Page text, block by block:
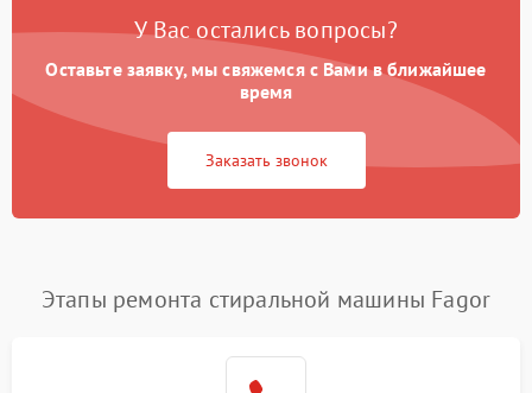
У Вас остались вопросы?
Оставьте заявку, мы свяжемся с Вами в ближайшее
время
Заказать звонок
Этапы ремонта стиральной машины Fagor